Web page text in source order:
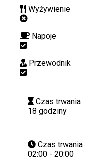
Wyżywienie
Napoje
Przewodnik
Czas trwania
18 godziny
Czas trwania
02:00 - 20:00